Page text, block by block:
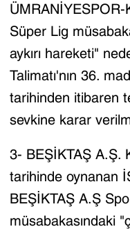
ÜMRANİYESPOR-
Süper Lig
aykırı hareketi"
Talimatı'nın 36.
tarihinden itibaren
sevkine karar
3- BEŞİKTAŞ A.Ş.
tarihinde oynanan
BEŞİKTAŞ A.Ş
müsabakasındaki